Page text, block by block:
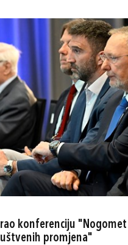
konferenciju
promjena"